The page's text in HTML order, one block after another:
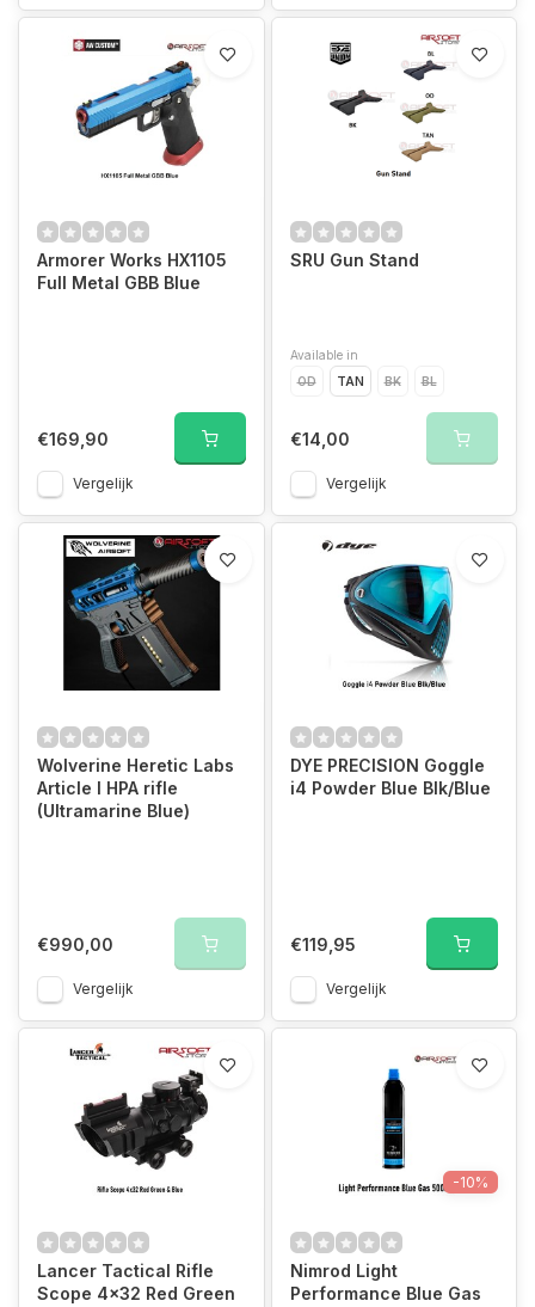
Armorer Works HX1105
Full Metal GBB Blue
€169,90
Vergelijk
SRU Gun Stand
Available in
OD
TAN BK BL
€14,00
Vergelijk
Wolverine Heretic Labs
Article I HPA rifle
(Ultramarine Blue)
€990,00
Vergelijk
DYE PRECISION Goggle
i4 Powder Blue Blk/Blue
€119,95
Vergelijk
Lancer Tactical Rifle
Scope 4x32 Red Green
-10%
Nimrod Light
Performance Blue Gas